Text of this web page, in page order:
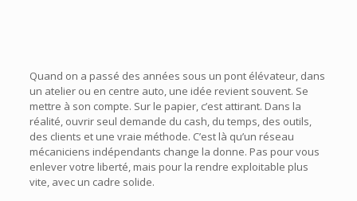
Quand on a passé des années sous un pont élévateur, dans
un atelier ou en centre auto, une idée revient souvent. Se
mettre à son compte. Sur le papier, c’est attirant. Dans la
réalité, ouvrir seul demande du cash, du temps, des outils,
des clients et une vraie méthode. C’est là qu’un réseau
mécaniciens indépendants change la donne. Pas pour vous
enlever votre liberté, mais pour la rendre exploitable plus
vite, avec un cadre solide.